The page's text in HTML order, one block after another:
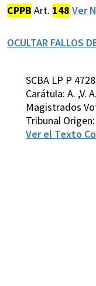
CPPB Art. 148 Ver
OCULTAR FALLOS
SCBA LP P
Carátula: A. ,V.
Magistrados
Tribunal
Ver el Texto